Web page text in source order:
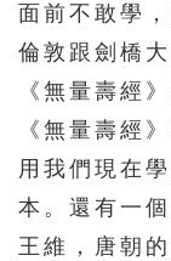
面前不敢學
倫敦跟劍橋
《無量壽經
《無量壽經
用我們現在
本。還有一
王維，唐朝